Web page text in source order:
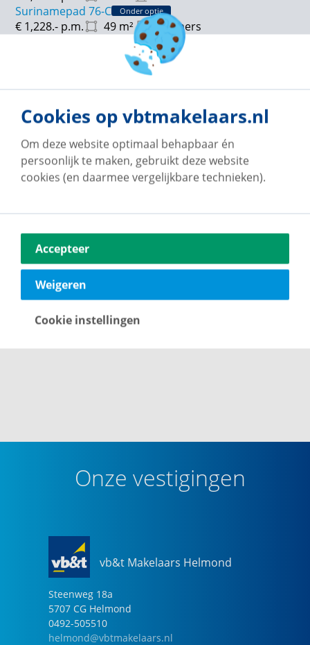
Surinamepad 76-C
Onder optie
49 m² 2 kamers
€ 1,228.- p.m.
Onder optie
m² 2 kamers
Onder optie
54m² 2 kamers
€ 1,228.-p.m.
50m² 2 kamers
€ 1,228.-p.m.
Onze vestigingen
vb&t Makelaars Helmond
Steenweg 18a
5707 CG Helmond
0492-505510
helmond@vbtmakelaars.nl
Cookies op vbtmakelaars.nl
Om deze website optimaal behapbaar én
persoonlijk te maken, gebruikt deze website
cookies (en daarmee vergelijkbare technieken).
Accepteer
Weigeren
Cookie instellingen